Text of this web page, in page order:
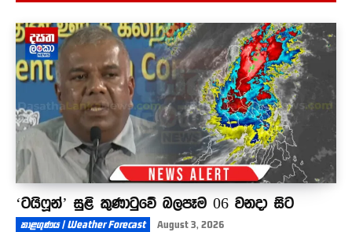
දැයෙන් සමුඅරන් අදට වසර 34ක්
03:57
‘ටයිෆූන්’ සුළි කුණාටුවේ බලපෑම 06 වනදා සිට
කාළගුණය | Weather Forecast August 3, 2026